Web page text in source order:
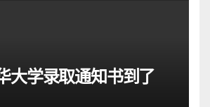
大学录取通知书到了